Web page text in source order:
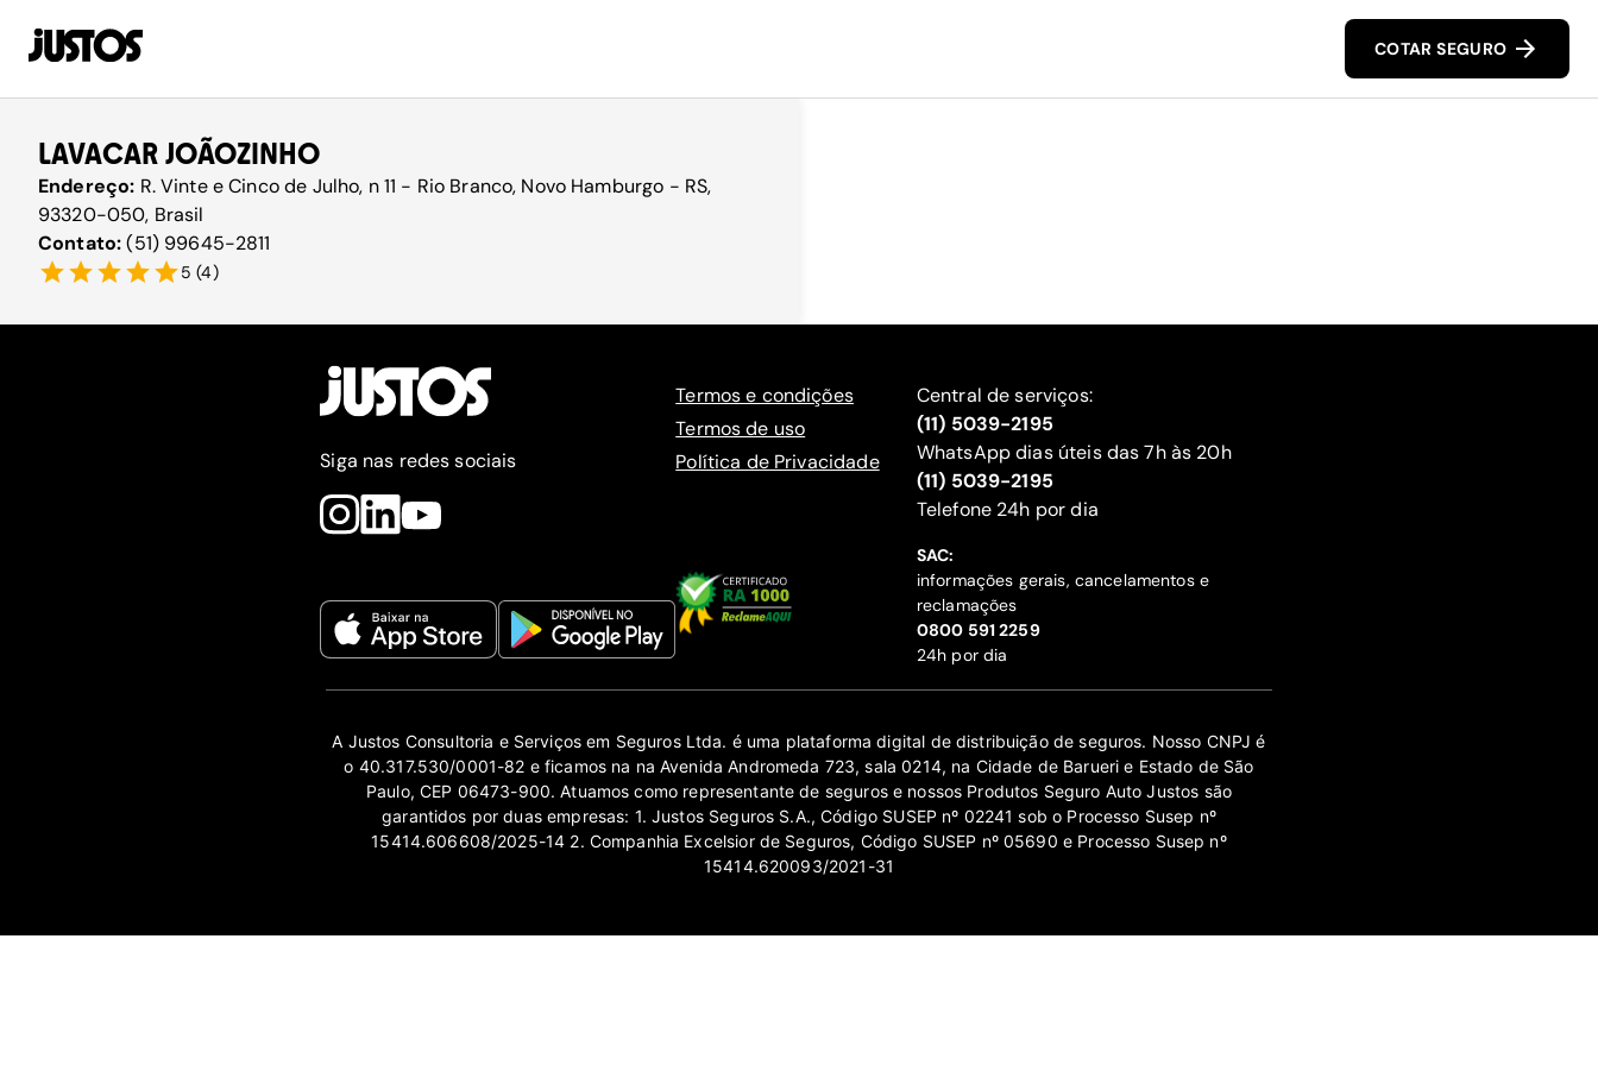
COTAR SEGURO
LAVACAR JOÃOZINHO
Endereço: R. Vinte e Cinco de Julho, n 11 - Rio Branco, Novo Hamburgo - RS,
93320-050, Brasil
Contato:(51) 99645-2811
5 (4)
Siga nas redes sociais
Termos e condições
Termos de uso
Política de Privacidade
Central de serviços:
(11) 5039-2195
WhatsApp dias úteis das 7h às 20h
(11) 5039-2195
‍Telefone 24h por dia
SAC:
informações gerais, cancelamentos e
reclamações
‍0800 591 2259
24h por dia
A Justos Consultoria e Serviços em Seguros Ltda. é uma plataforma digital de distribuição de seguros. Nosso CNPJ é
o 40.317.530/0001-82 e ficamos na na Avenida Andromeda 723, sala 0214, na Cidade de Barueri e Estado de São
Paulo, CEP 06473-900. Atuamos como representante de seguros e nossos Produtos Seguro Auto Justos são
garantidos por duas empresas: 1. Justos Seguros S.A., Código SUSEP nº 02241 sob o Processo Susep nº
15414.606608/2025-14 2. Companhia Excelsior de Seguros, Código SUSEP nº 05690 e Processo Susep nº
15414.620093/2021-31